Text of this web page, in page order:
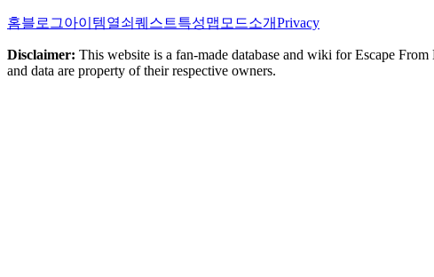
홈블로그아이템열쇠 퀘스트특성맵 모드소개Privacy
Disclaimer: This website is a fan-made database and wiki for Escape
and data are property of their respective owners.